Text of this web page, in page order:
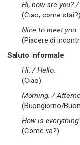
Hi, how are you?
(Ciao, come stai?)
Nice to meet you.
(Piacere di
Saluto informale
Hi. / Hello.
(Ciao)
Morning. /
(Buongiorno/
How is
(Come va?)